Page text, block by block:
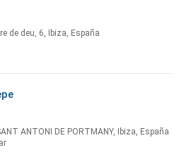
de deu, 6, Ibiza, España
ANTONI DE PORTMANY, Ibiza, España